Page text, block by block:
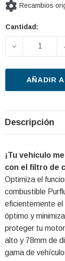
Recambios
Cantidad
Cantidad:
DISMINUIR
AÑADIR
Descripción
¡Tu vehículo
con el filtro de
Optimiza el
combustible
eficientemente
óptimo y
proteger tu
alto y 78mm de
gama de